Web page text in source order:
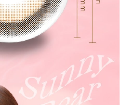
セル ログアウトする